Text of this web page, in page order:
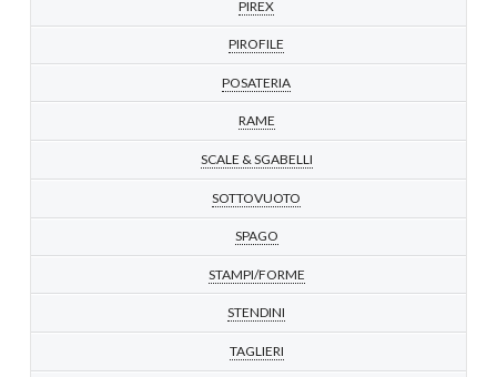
PIREX
PIROFILE
POSATERIA
RAME
SCALE & SGABELLI
SOTTOVUOTO
SPAGO
STAMPI/FORME
STENDINI
TAGLIERI